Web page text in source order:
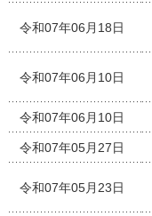
令和07年06月18日
令和07年06月10日
令和07年06月10日
令和07年05月27日
令和07年05月23日